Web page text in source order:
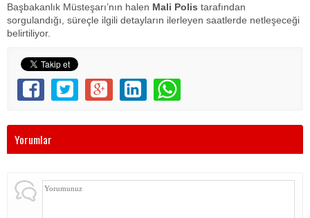
Başbakanlık Müsteşarı’nın halen Mali Polis tarafından
sorgulandığı, süreçle ilgili detayların ilerleyen saatlerde netleşeceği
belirtiliyor.
Yorumlar